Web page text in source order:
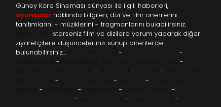
Güney Kore Sineması dünyası ile ilgili haberleri,
oyuncular hakkında bilgileri, dizi ve film önerilerini -
tanıtımlarını - müziklerini - fragmanlarını bulabilirsiniz.
İsterseniz film ve dizilere yorum yaparak diğer
ziyaretçilere düşüncelerinizi sunup önerilerde
bulunabilirsiniz…
-
-
-
-
- - -
- - -
- - -
-
- - -